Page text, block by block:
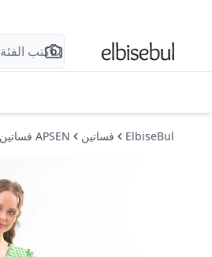
ElbiseBul فساتين APSEN فساتين